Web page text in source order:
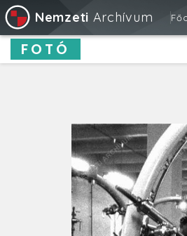
Nemzeti Archívum
FOTÓ